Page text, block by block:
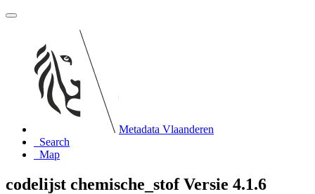
Metadata Vlaanderen
Search
Map
codelijst chemische_stof Versie 4.1.6